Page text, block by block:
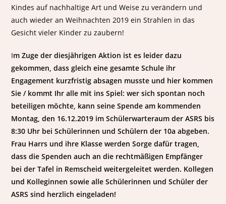
Kindes auf nachhaltige Art und Weise zu verändern und
auch wieder an Weihnachten 2019 ein Strahlen in das
Gesicht vieler Kinder zu zaubern!
Im Zuge der diesjährigen Aktion ist es leider dazu
gekommen, dass gleich eine gesamte Schule ihr
Engagement kurzfristig absagen musste und hier kommen
Sie / kommt Ihr alle mit ins Spiel: wer sich spontan noch
beteiligen möchte, kann seine Spende am kommenden
Montag, den 16.12.2019 im Schülerwarteraum der ASRS bis
8:30 Uhr bei Schülerinnen und Schülern der 10a abgeben.
Frau Harrs und ihre Klasse werden Sorge dafür tragen,
dass die Spenden auch an die rechtmäßigen Empfänger
bei der Tafel in Remscheid weitergeleitet werden. Kollegen
und Kolleginnen sowie alle Schülerinnen und Schüler der
ASRS sind herzlich eingeladen!